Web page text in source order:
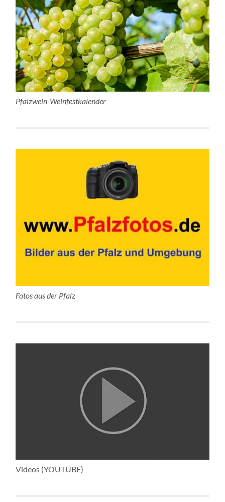
Pfalzwein-Weinfestkalender
Fotos aus der Pfalz
Videos (YOUTUBE)